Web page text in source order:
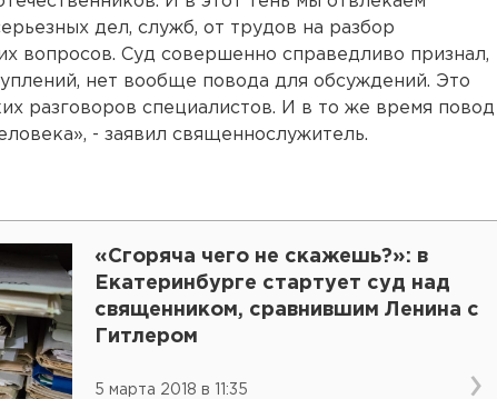
дел, служб, от трудов на разбор
вопросов. Суд совершенно справедливо признал,
нет вообще повода для обсуждений. Это
разговоров специалистов. И в то же время повод
- заявил священнослужитель.
«Сгоряча чего не скажешь?»: в
Екатеринбурге стартует суд над
священником, сравнившим Ленина с
Гитлером
5 марта 2018 в 11:35